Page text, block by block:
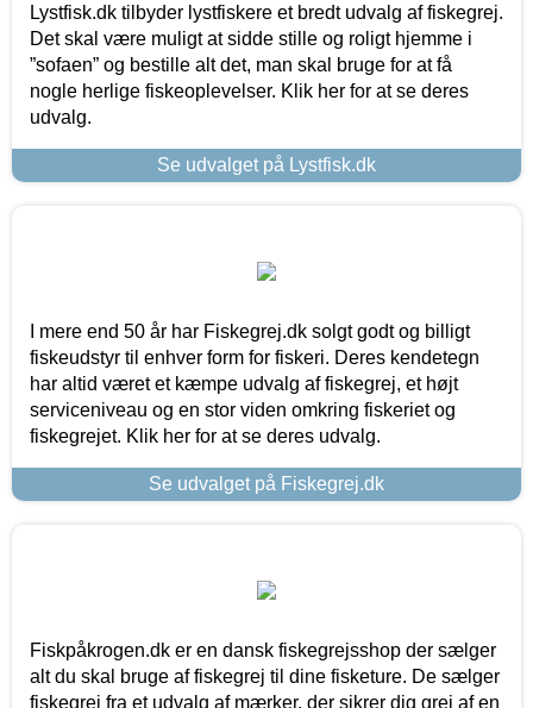
Lystfisk.dk tilbyder lystfiskere et bredt udvalg af fiskegrej.
Det skal være muligt at sidde stille og roligt hjemme i
”sofaen” og bestille alt det, man skal bruge for at få
nogle herlige fiskeoplevelser. Klik her for at se deres
udvalg.
Se udvalget på Lystfisk.dk
I mere end 50 år har Fiskegrej.dk solgt godt og billigt
fiskeudstyr til enhver form for fiskeri. Deres kendetegn
har altid været et kæmpe udvalg af fiskegrej, et højt
serviceniveau og en stor viden omkring fiskeriet og
fiskegrejet. Klik her for at se deres udvalg.
Se udvalget på Fiskegrej.dk
Fiskpåkrogen.dk er en dansk fiskegrejsshop der sælger
alt du skal bruge af fiskegrej til dine fisketure. De sælger
fiskegrej fra et udvalg af mærker, der sikrer dig grej af en